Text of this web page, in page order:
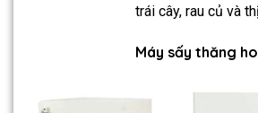
trái cây, rau củ và
Máy sấy thăng